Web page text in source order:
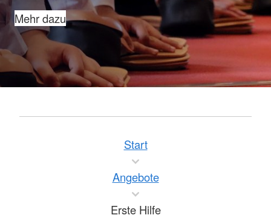
Mehr dazu
Start
Angebote
Erste Hilfe